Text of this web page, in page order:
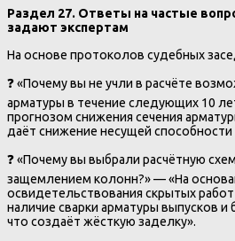
Раздел 27. Ответы на частые
задают экспертам
На основе протоколов судебных
❓ «Почему вы не учли в расчёте
арматуры в течение следующих 10
прогнозом снижения сечения
даёт снижение несущей способности
❓ «Почему вы выбрали расчётную
защемлением колонн?» — «На
освидетельствования скрытых
наличие сварки арматуры выпусков и
что создаёт жёсткую заделку».